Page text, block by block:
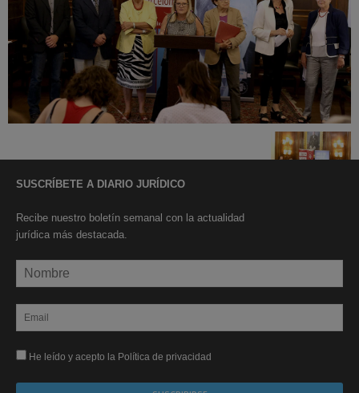
SUSCRÍBETE A DIARIO JURÍDICO
Recibe nuestro boletín semanal con la actualidad
jurídica más destacada.
He leído y acepto la Política de privacidad